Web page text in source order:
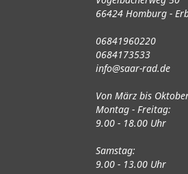
66424 Homburg -
06841960220
0684173533
info@saar-rad.de
Von März bis
Montag - Freitag:
9.00 - 18.00 Uhr
Samstag:
9.00 - 13.00 Uhr